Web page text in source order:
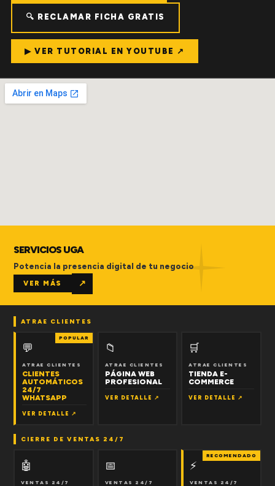
🔍 RECLAMAR FICHA GRATIS
▶ VER TUTORIAL EN YOUTUBE ↗
SERVICIOS UGA
Potencia la presencia digital de tu negocio
VER MÁS ↗
ATRAE CLIENTES
POPULAR
💬
ATRAE CLIENTES
CLIENTES
AUTOMÁTICOS
24/7
WHATSAPP
VER DETALLE ↗
📁
ATRAE CLIENTES
PÁGINA WEB
PROFESIONAL
VER DETALLE ↗
🛒
ATRAE CLIENTES
TIENDA E-
COMMERCE
VER DETALLE ↗
CIERRE DE VENTAS 24/7
🤖
VENTAS 24/7
📅
VENTAS 24/7
RECOMENDADO
⚡
VENTAS 24/7